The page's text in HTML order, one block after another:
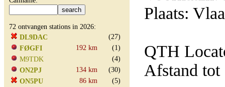
72 ontvangen stations in 2026:
DL9DAC
(27)
FØGFI
192 km
(1)
M9TDK
(4)
ON2PJ
134 km
(30)
ON5PU
86 km
(5)
Plaats:
QTH
Afstand tot